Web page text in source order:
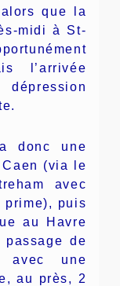
que la
midi à St-
l’arrivée
donc une
(via le
avec
prime), puis
au Havre
de
avec une
au près, 2